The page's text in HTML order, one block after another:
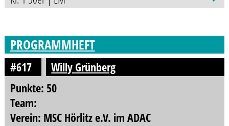
PROGRAMMHEFT
#617
Willy Grünberg
Punkte: 50
Team:
Verein: MSC Hörlitz e.V. im ADAC